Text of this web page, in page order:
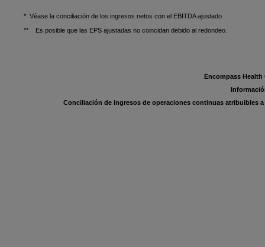
* Véase la conciliación de los ingresos netos con el EBITDA ajustado
** Es posible que las EPS ajustadas no coincidan debido al redondeo.
Encompass
Conciliación de ingresos de operaciones continuas atribuibles